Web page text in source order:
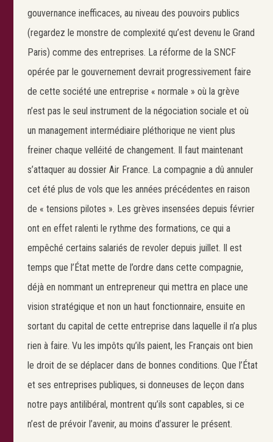
gouvernance inefficaces, au niveau des pouvoirs publics
(regardez le monstre de complexité qu’est devenu le Grand
Paris) comme des entreprises. La réforme de la SNCF
opérée par le gouvernement devrait progressivement faire
de cette société une entreprise « normale » où la grève
n’est pas le seul instrument de la négociation sociale et où
un management intermédiaire pléthorique ne vient plus
freiner chaque velléité de changement. Il faut maintenant
s’attaquer au dossier Air France. La compagnie a dû annuler
cet été plus de vols que les années précédentes en raison
de « tensions pilotes ». Les grèves insensées depuis février
ont en effet ralenti le rythme des formations, ce qui a
empêché certains salariés de revoler depuis juillet. Il est
temps que l’État mette de l’ordre dans cette compagnie,
déjà en nommant un entrepreneur qui mettra en place une
vision stratégique et non un haut fonctionnaire, ensuite en
sortant du capital de cette entreprise dans laquelle il n’a plus
rien à faire. Vu les impôts qu’ils paient, les Français ont bien
le droit de se déplacer dans de bonnes conditions. Que l’État
et ses entreprises publiques, si donneuses de leçon dans
notre pays antilibéral, montrent qu’ils sont capables, si ce
n’est de prévoir l’avenir, au moins d’assurer le présent.